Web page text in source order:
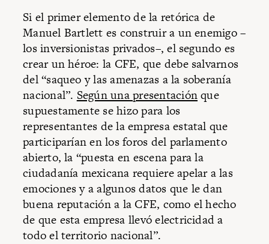
Si el primer elemento de la retórica de
Manuel Bartlett es construir a un enemigo –
los inversionistas privados–, el segundo es
crear un héroe: la CFE, que debe salvarnos
del “saqueo y las amenazas a la soberanía
nacional”. Según una presentaciónque
supuestamente se hizo para los
representantes de la empresa estatal que
participarían en los foros del parlamento
abierto, la “puesta en escena para la
ciudadanía mexicana requiere apelar a las
emociones y a algunos datos que le dan
buena reputación a la CFE, como el hecho
de que esta empresa llevó electricidad a
todo el territorio nacional”.